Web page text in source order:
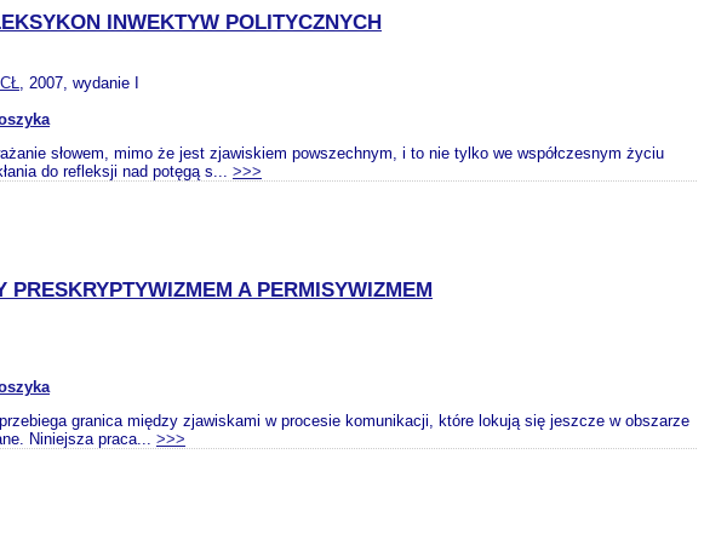
INWEKTYW POLITYCZNYCH
, 2007, wydanie I
słowem, mimo że jest zjawiskiem powszechnym, i to nie tylko we współczesnym życiu
do refleksji nad potęgą s... >>>
A PERMISYWIZMEM
granica między zjawiskami w procesie komunikacji, które lokują się jeszcze w obszarze
Niniejsza praca... >>>